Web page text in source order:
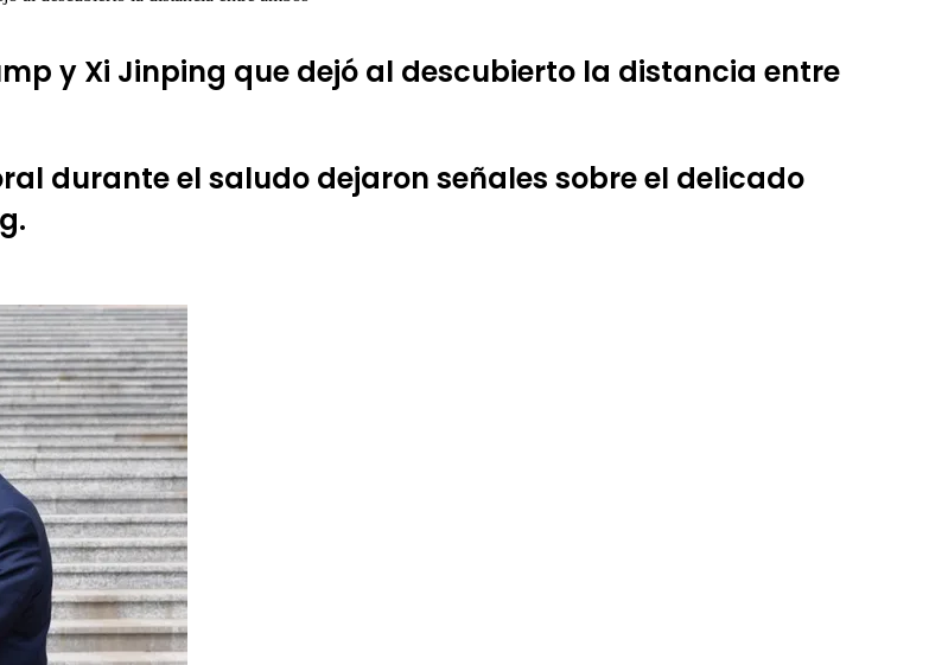
y Xi Jinping que dejó al descubierto la distancia entre
durante el saludo dejaron señales sobre el delicado